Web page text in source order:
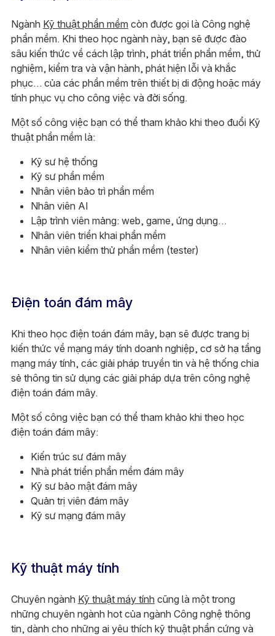
Ngành Kỹ thuật phần mềm còn được gọi là Công nghệ
phần mềm. Khi theo học ngành này, bạn sẽ được đào
sâu kiến thức về cách lập trình, phát triển phần mềm, thử
nghiệm, kiểm tra và vận hành, phát hiện lỗi và khắc
phục… của các phần mềm trên thiết bị di động hoặc máy
tính phục vụ cho công việc và đời sống.
Một số công việc bạn có thể tham khảo khi theo đuổi Kỹ
thuật phần mềm là:
Kỹ sư hệ thống
Kỹ sư phần mềm
Nhân viên bảo trì phần mềm
Nhân viên AI
Lập trình viên mảng: web, game, ứng dụng…
Nhân viên triển khai phần mềm
Nhân viên kiểm thử phần mềm (tester)
Điện toán đám mây
Khi theo học điện toán đám mây, bạn sẽ được trang bị
kiến thức về mạng máy tính doanh nghiệp, cơ sở hạ tầng
mạng máy tính, các giải pháp truyền tin và hệ thống chia
sẻ thông tin sử dụng các giải pháp dựa trên công nghệ
điện toán đám mây.
Một số công việc bạn có thể tham khảo khi theo học
điện toán đám mây:
Kiến trúc sư đám mây
Nhà phát triển phần mềm đám mây
Kỹ sư bảo mật đám mây
Quản trị viên đám mây
Kỹ sư mạng đám mây
Kỹ thuật máy tính
Chuyên ngành Kỹ thuật máy tính cũng là một trong
những chuyên ngành hot của ngành Công nghệ thông
tin, dành cho những ai yêu thích kỹ thuật phần cứng và